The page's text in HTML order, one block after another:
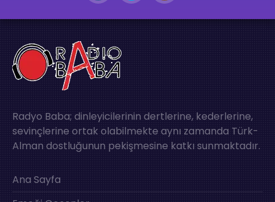
Radyo Baba; dinleyicilerinin dertlerine, kederlerine,
sevinçlerine ortak olabilmekte aynı zamanda Türk-
Alman dostluğunun pekişmesine katkı sunmaktadır.
Ana Sayfa